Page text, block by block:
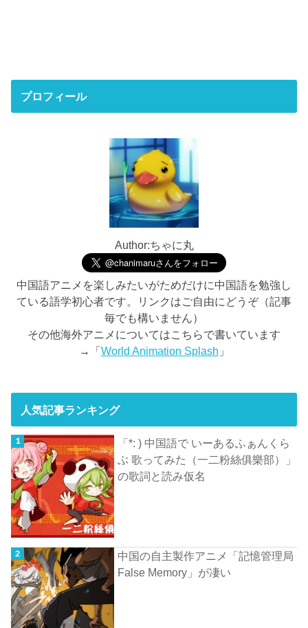
プロフィール
Author:ちゃに丸
中国語アニメを楽しみたいがためだけに中国語を勉強し
ている語学初心者です。リンクはご自由にどうぞ（記事
毎でも構いません）
その他海外アニメについてはこちらで書いています
→「World Animation Splash 」
人気記事ランキング
「*: ) 中国語で いーあるふぁんくら
ぶ 歌ってみた（一二粉絲俱樂部）」
の歌詞と読み仮名
中国の自主製作アニメ「記憶管理局
False Memory」が凄い